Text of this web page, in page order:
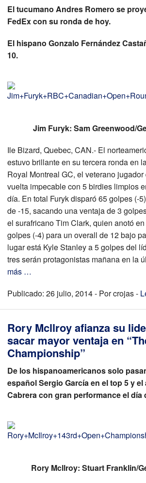
El tucumano Andres Romero se
FedEx con su ronda de hoy.
El hispano Gonzalo Fernández
10.
Jim Furyk: Sam Greenwood/
Ile Bizard, Quebec, CAN.- El
estuvo brillante en su tercera ronda en
Royal Montreal GC, el veterano
vuelta impecable con 5 birdies limpios
día. En total Furyk disparó 65 golpes (-
de -15, sacando una ventaja de 3
el surafricano Tim Clark, quien anotó
golpes (-4) para un overall de 12 bajo
lugar está Kyle Stanley a 5 golpes del
tres serán protagonistas mañana en la
más …
Publicado: 26 julio, 2014 - Por crojas -
Rory Mcllroy afianza su
sacar mayor ventaja en
Championship”
De los hispanoamericanos solo
español Sergio García en el top 5 y
Cabrera con gran performance el día
Rory Mcllroy: Stuart Franklin/